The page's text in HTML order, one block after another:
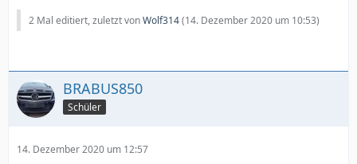
2 Mal editiert, zuletzt vonWolf314(14. Dezember 2020 um 10:53)
BRABUS850
Schüler
14. Dezember 2020 um 12:57